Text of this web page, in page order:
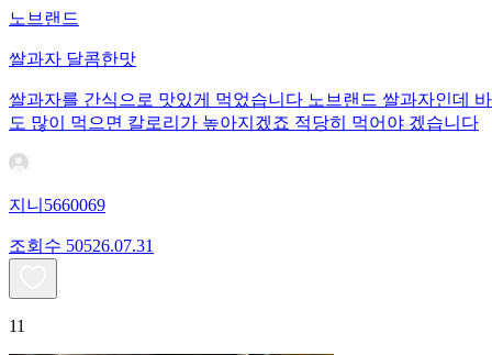
노브랜드
쌀과자 달콤한맛
쌀과자를 간식으로 맛있게 먹었습니다 노브랜드 쌀과자인데
도 많이 먹으면 칼로리가 높아지겠죠 적당히 먹어야 겠습니다
지니5660069
조회수 50526.07.31
11